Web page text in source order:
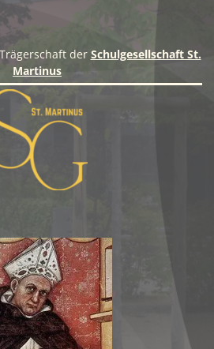
der Schulgesellschaft St.
Martinus